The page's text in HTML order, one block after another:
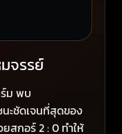
จรรย์
ม พบ
ะชัดเจนที่สุดของ
สกอร์ 2 : 0 ทำให้